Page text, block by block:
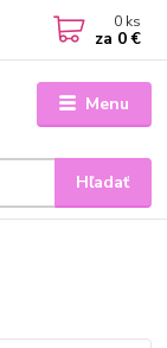
Menu
Hľadať
0 ks
za 0 €